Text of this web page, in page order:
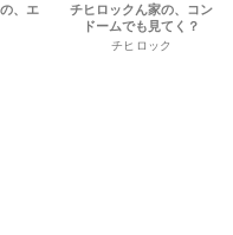
、エ
チヒロックん家の、コン
ドームでも見てく？
チヒロック